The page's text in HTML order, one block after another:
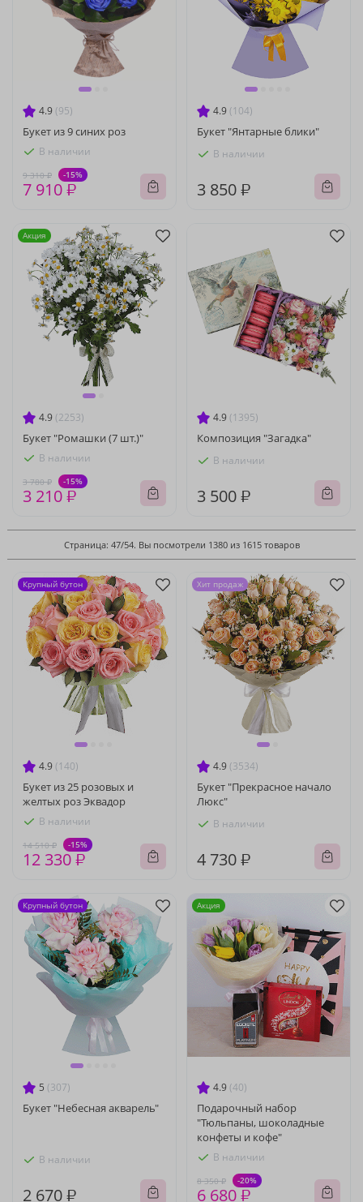
4.9 (95)
Букет из 9 синих роз
В наличии
9 310 ₽ -15%
7 910 ₽
4.9 (104)
Букет "Янтарные блики"
В наличии
3 850 ₽
4.9 (2253)
Букет "Ромашки (7 шт.)"
В наличии
3 780 ₽ -15%
3 210 ₽
Акция
4.9 (1395)
Композиция "Загадка"
В наличии
3 500 ₽
Страница: 47/54. Вы посмотрели 1380 из 1615 товаров
4.9 (140)
Букет из 25 розовых и
желтых роз Эквадор
В наличии
14 510 ₽ -15%
12 330 ₽
Крупный бутон
4.9 (3534)
Букет "Прекрасное начало
Люкс"
В наличии
4 730 ₽
Хит продаж
5 (307)
Букет "Небесная акварель"
В наличии
2 670 ₽
Крупный бутон
4.9 (40)
Подарочный набор
"Тюльпаны, шоколадные
конфеты и кофе"
В наличии
8 350 ₽ -20%
6 680 ₽
Акция